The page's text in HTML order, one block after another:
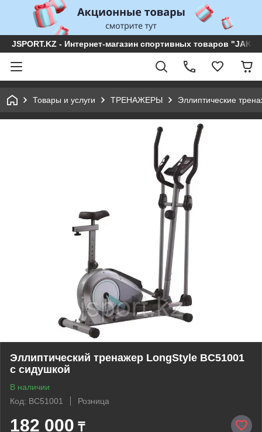
JSPORT.KZ - Интернет-магазин спортивных товаров
Товары и услуги ТРЕНАЖЕРЫ Эллиптические
Эллиптический тренажер LongStyle BC51001
с сидушкой
В наличии
Код: BC51001
Розница
182 000 ₸